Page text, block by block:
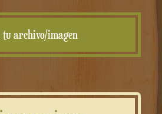
tu archivo/imagen